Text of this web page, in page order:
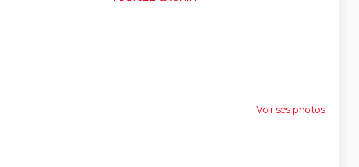
Voir ses photos